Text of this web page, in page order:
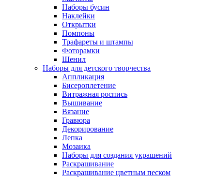
Наборы бусин
Наклейки
Открытки
Помпоны
Трафареты и штампы
Фоторамки
Шенил
Наборы для детского творчества
Аппликация
Бисероплетение
Витражная роспись
Вышивание
Вязание
Гравюра
Декорирование
Лепка
Мозаика
Наборы для создания украшений
Раскрашивание
Раскрашивание цветным песком